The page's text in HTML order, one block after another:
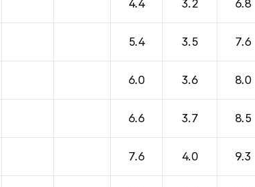
4.4 3.2 6.8
5.4 3.5 7.6
6.0 3.6 8.0
6.6 3.7 8.5
7.6 4.0 9.3